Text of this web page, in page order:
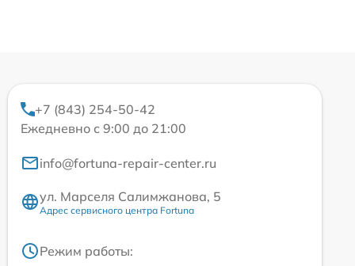
+7 (843) 254-50-42
Ежедневно с 9:00 до 21:00
info@fortuna-repair-center.ru
ул. Марселя Салимжанова, 5
Адрес сервисного центра Fortuna
Режим работы: